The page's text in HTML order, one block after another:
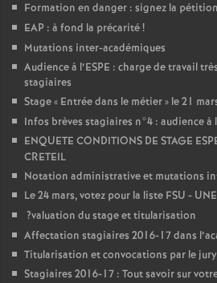
Formation en danger : signez la pétition
EAP : à fond la précarité!
Mutations inter-académiques
Audience à l’ESPE : charge de travail
stagiaires
Stage « Entrée dans le métier» le 21
Infos brèves stagiaires n°4 : audience à
ENQUETE CONDITIONS DE STAGE
CRETEIL
Notation administrative et mutations
Le 24 mars, votez pour la liste FSU -
?valuation du stage et titularisation
Affectation stagiaires 2016-17 dans
Titularisation et convocations par le
Stagiaires 2016-17 : Tout savoir sur